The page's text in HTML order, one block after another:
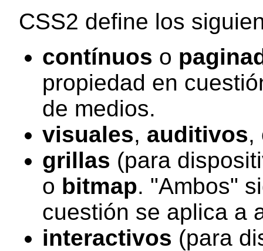
CSS2 define los
contínuos o
propiedad en
de medios.
visuales, auditivos,
grillas (para
o bitmap. "Ambos"
cuestión se aplica a
interactivos (para